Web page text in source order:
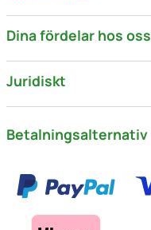
Dina fördelar hos oss
Juridiskt
Betalningsalternativ